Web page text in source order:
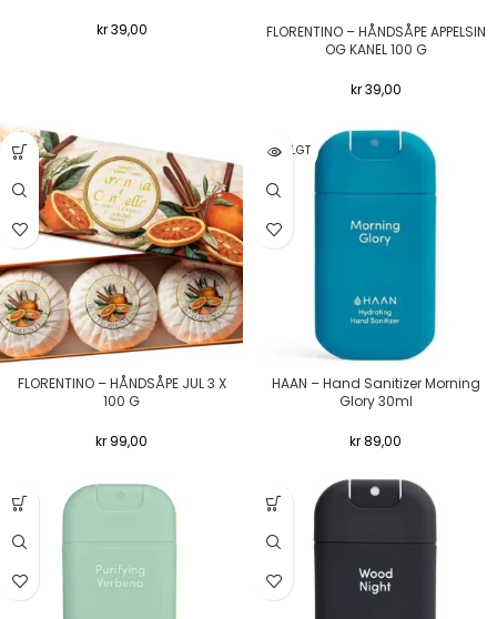
kr39,00
FLORENTINO – HÅNDSÅPE APPELSIN
OG KANEL 100 G
kr39,00
FLORENTINO – HÅNDSÅPE JUL 3 X
100 G
kr 99,00
UTSOLGT
HAAN – Hand Sanitizer Morning
Glory 30ml
kr89,00